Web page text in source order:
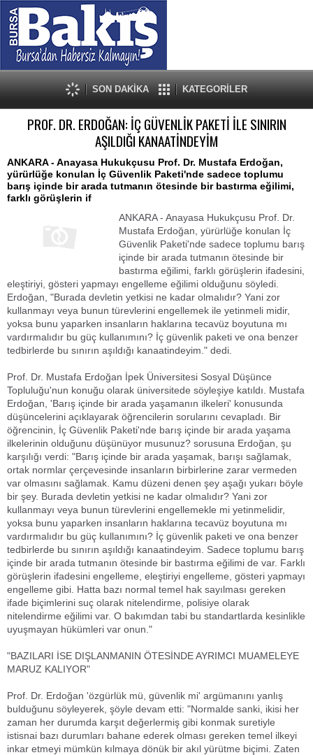
SON DAKİKA KATEGORİLER
PROF. DR. ERDOĞAN: İÇ GÜVENLİK PAKETİ İLE SINIRIN
AŞILDIĞI KANAATİNDEYİM
ANKARA - Anayasa Hukukçusu Prof. Dr. Mustafa Erdoğan,
yürürlüğe konulan İç Güvenlik Paketi'nde sadece toplumu
barış içinde bir arada tutmanın ötesinde bir bastırma eğilimi,
farklı görüşlerin if
ANKARA - Anayasa Hukukçusu Prof. Dr.
Mustafa Erdoğan, yürürlüğe konulan İç
Güvenlik Paketi'nde sadece toplumu barış
içinde bir arada tutmanın ötesinde bir
bastırma eğilimi, farklı görüşlerin ifadesini,
eleştiriyi, gösteri yapmayı engelleme eğilimi olduğunu söyledi.
Erdoğan, "Burada devletin yetkisi ne kadar olmalıdır? Yani zor
kullanmayı veya bunun türevlerini engellemek ile yetinmeli midir,
yoksa bunu yaparken insanların haklarına tecavüz boyutuna mı
vardırmalıdır bu güç kullanımını? İç güvenlik paketi ve ona benzer
tedbirlerde bu sınırın aşıldığı kanaatindeyim." dedi.
Prof. Dr. Mustafa Erdoğan İpek Üniversitesi Sosyal Düşünce
Topluluğu'nun konuğu olarak üniversitede söyleşiye katıldı. Mustafa
Erdoğan, 'Barış içinde bir arada yaşamanın ilkeleri' konusunda
düşüncelerini açıklayarak öğrencilerin sorularını cevapladı. Bir
öğrencinin, İç Güvenlik Paketi'nde barış içinde bir arada yaşama
ilkelerinin olduğunu düşünüyor musunuz? sorusuna Erdoğan, şu
karşılığı verdi: "Barış içinde bir arada yaşamak, barışı sağlamak,
ortak normlar çerçevesinde insanların birbirlerine zarar vermeden
var olmasını sağlamak. Kamu düzeni denen şey aşağı yukarı böyle
bir şey. Burada devletin yetkisi ne kadar olmalıdır? Yani zor
kullanmayı veya bunun türevlerini engellemekle mi yetinmelidir,
yoksa bunu yaparken insanların haklarına tecavüz boyutuna mı
vardırmalıdır bu güç kullanımını? İç güvenlik paketi ve ona benzer
tedbirlerde bu sınırın aşıldığı kanaatindeyim. Sadece toplumu barış
içinde bir arada tutmanın ötesinde bir bastırma eğilimi de var. Farklı
görüşlerin ifadesini engelleme, eleştiriyi engelleme, gösteri yapmayı
engelleme gibi. Hatta bazı normal temel hak sayılması gereken
ifade biçimlerini suç olarak nitelendirme, polisiye olarak
nitelendirme eğilimi var. O bakımdan tabi bu standartlarda kesinlikle
uyuşmayan hükümleri var onun."
"BAZILARI İSE DIŞLANMANIN ÖTESİNDE AYRIMCI MUAMELEYE
MARUZ KALIYOR"
Prof. Dr. Erdoğan 'özgürlük mü, güvenlik mi' argümanını yanlış
bulduğunu söyleyerek, şöyle devam etti: "Normalde sanki, ikisi her
zaman her durumda karşıt değerlermiş gibi konmak suretiyle
istisnai bazı durumları bahane ederek olması gereken temel ilkeyi
inkar etmeyi mümkün kılmaya dönük bir akıl yürütme biçimi. Zaten